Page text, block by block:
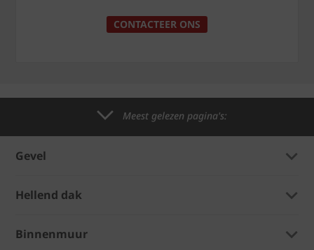
CONTACTEER ONS
Meest gelezen pagina's:
Gevel
Hellend dak
Binnenmuur